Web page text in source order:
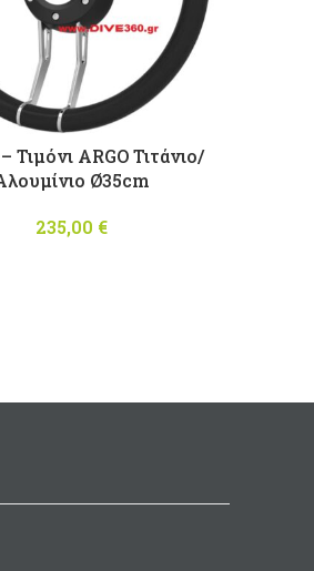
Τιμόνι ARGO Τιτάνιο/
Ø35cm
235,00 €